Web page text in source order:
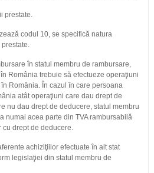
prestate.
codul 10, se specifică natura
în statul membru de rambursare,
România trebuie să efectueze operaţiuni
România. În cazul în care persoana
atât operaţiuni care dau drept de
nu dau drept de deducere, statul membru
numai acea parte din TVA rambursabilă
drept de deducere.
achiziţiilor efectuate în alt stat
legislaţiei din statul membru de